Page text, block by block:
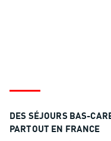
DES SÉJOURS BAS-
PARTOUT EN FRANCE